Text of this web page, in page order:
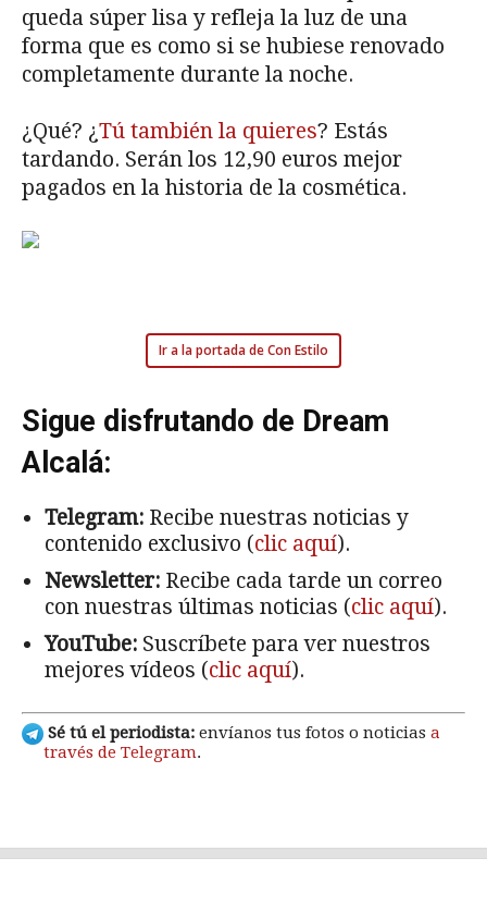
queda súper lisa y refleja la luz de una
forma que es como si se hubiese renovado
completamente durante la noche.
¿Qué? ¿Tú también la quieres? Estás
tardando. Serán los 12,90 euros mejor
pagados en la historia de la cosmética.
Ir a la portada de Con Estilo
Sigue disfrutando de Dream
Alcalá:
Telegram: Recibe nuestras noticias y
contenido exclusivo (clic aquí).
Newsletter: Recibe cada tarde un correo
con nuestras últimas noticias (clic aquí).
YouTube: Suscríbete para ver nuestros
mejores vídeos (clic aquí).
Sé tú el periodista: envíanos tus fotos o noticias a
través de Telegram.